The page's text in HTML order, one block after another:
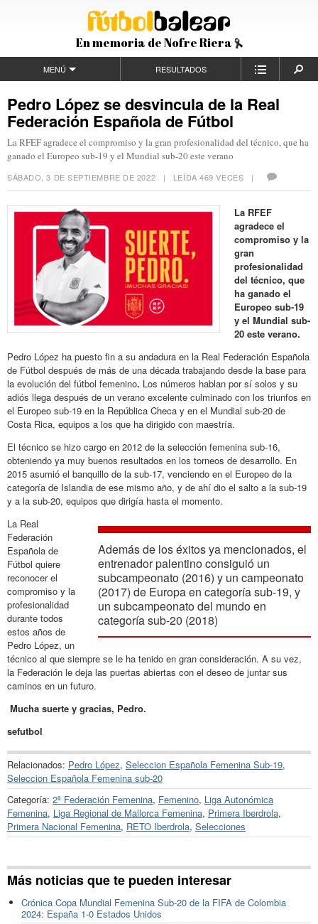
En memoria de Nofre Riera
MENÚ RESULTADOS
Pedro López se desvincula de la Real
Federación Española de Fútbol
La RFEF agradece el compromiso y la gran profesionalidad del técnico, que ha
ganado el Europeo sub-19 y el Mundial sub-20 este verano
SÁBADO, 3 DE SEPTIEMBRE DE 2022 | LEÍDA 469 VECES |
La RFEF
agradece el
compromiso y la
gran
profesionalidad
del técnico, que
ha ganado el
Europeo sub-19
y el Mundial sub-
20 este verano.
Pedro López ha puesto fin a su andadura en la Real Federación Española
de Fútbol después de más de una década trabajando desde la base para
la evolución del fútbol femenino. Los números hablan por sí solos y su
adiós llega después de un verano excelente culminado con los triunfos en
el Europeo sub-19 en la República Checa y en el Mundial sub-20 de
Costa Rica, equipos a los que ha dirigido con maestría.
El técnico se hizo cargo en 2012 de la selección femenina sub-16,
obteniendo ya muy buenos resultados en los torneos de desarrollo. En
2015 asumió el banquillo de la sub-17, venciendo en el Europeo de la
categoría de Islandia de ese mismo año, y de ahí dio el salto a la sub-19
y a la sub-20, equipos que dirigía hasta el momento.
Además de los éxitos ya mencionados, el
entrenador palentino consiguió un
subcampeonato (2016) y un campeonato
(2017) de Europa en categoría sub-19, y
un subcampeonato del mundo en
categoría sub-20 (2018)
La Real
Federación
Española de
Fútbol quiere
reconocer el
compromiso y la
profesionalidad
durante todos
estos años de
Pedro López, un
técnico al que siempre se le ha tenido en gran consideración. A su vez,
la Federación le deja las puertas abiertas con el deseo de juntar sus
caminos en un futuro.
Mucha suerte y gracias, Pedro.
sefutbol
Relacionados: Pedro López, Seleccion Española Femenina Sub-19,
Seleccion Española Femenina sub-20
Categoría: 2ª Federación Femenina, Femenino, Liga Autonómica
Femenina, Liga Regional de Mallorca Femenina, Primera Iberdrola,
Primera Nacional Femenina, RETO Iberdrola, Selecciones
Más noticias que te pueden interesar
Crónica Copa Mundial Femenina Sub-20 de la FIFA de Colombia
2024: España 1-0 Estados Unidos